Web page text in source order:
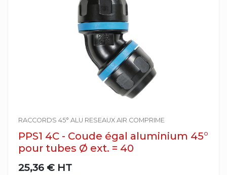
RACCORDS 45° ALU RESEAUX AIR COMPRIME
PPS1 4C - Coude égal aluminium 45°
pour tubes Ø ext. = 40
25,36 € HT